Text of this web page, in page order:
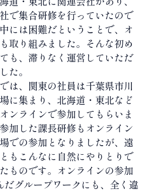
で集合研修を行っていたので
には困難だということで、オ
取り組みました。そんな初め
も、滞りなく運営していただ
た。
は、関東の社員は千葉県市川
に集まり、北海道・東北など
ンラインで参加してもらいま
加した課長研修もオンライン
での参加となりましたが、遠
もこんなに自然にやりとりで
ものです。オンラインの参加
だグループワークにも、全く違